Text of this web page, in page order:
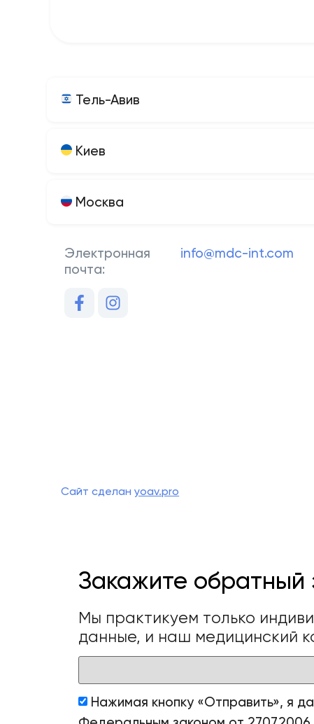
Тель-Авив
Киев
Москва
Электронная
почта:
info@mdc-int.com
Сайт сделанyoav.pro
Закажите обратный
Мы практикуем только
данные, и наш медицинский
Нажимая кнопку «Отправить», я